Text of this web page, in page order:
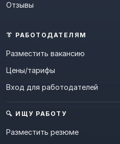
Отзывы
👔 РАБОТОДАТЕЛЯМ
Разместить вакансию
Цены/тарифы
Вход для работодателей
🔍 ИЩУ РАБОТУ
Разместить резюме